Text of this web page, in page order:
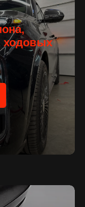
ходовых